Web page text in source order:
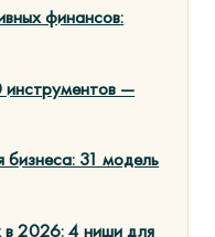
финансов:
инструментов —
бизнеса: 31 модель
в 2026: 4 ниши для